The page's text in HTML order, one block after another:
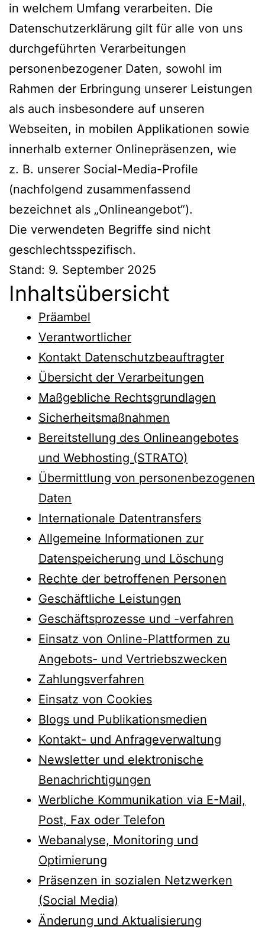
in welchem Umfang verarbeiten. Die
Datenschutzerklärung gilt für alle von uns
durchgeführten Verarbeitungen
personenbezogener Daten, sowohl im
Rahmen der Erbringung unserer Leistungen
als auch insbesondere auf unseren
Webseiten, in mobilen Applikationen sowie
innerhalb externer Onlinepräsenzen, wie
z. B. unserer Social-Media-Profile
(nachfolgend zusammenfassend
bezeichnet als „Onlineangebot“).
Die verwendeten Begriffe sind nicht
geschlechtsspezifisch.
Stand: 9. September 2025
Inhaltsübersicht
Präambel
Verantwortlicher
Kontakt Datenschutzbeauftragter
Übersicht der Verarbeitungen
Maßgebliche Rechtsgrundlagen
Sicherheitsmaßnahmen
Bereitstellung des Onlineangebotes
und Webhosting (STRATO)
Übermittlung von personenbezogenen
Daten
Internationale Datentransfers
Allgemeine Informationen zur
Datenspeicherung und Löschung
Rechte der betroffenen Personen
Geschäftliche Leistungen
Geschäftsprozesse und -verfahren
Einsatz von Online-Plattformen zu
Angebots- und Vertriebszwecken
Zahlungsverfahren
Einsatz von Cookies
Blogs und Publikationsmedien
Kontakt- und Anfrageverwaltung
Newsletter und elektronische
Benachrichtigungen
Werbliche Kommunikation via E-Mail,
Post, Fax oder Telefon
Webanalyse, Monitoring und
Optimierung
Präsenzen in sozialen Netzwerken
(Social Media)
Änderung und Aktualisierung